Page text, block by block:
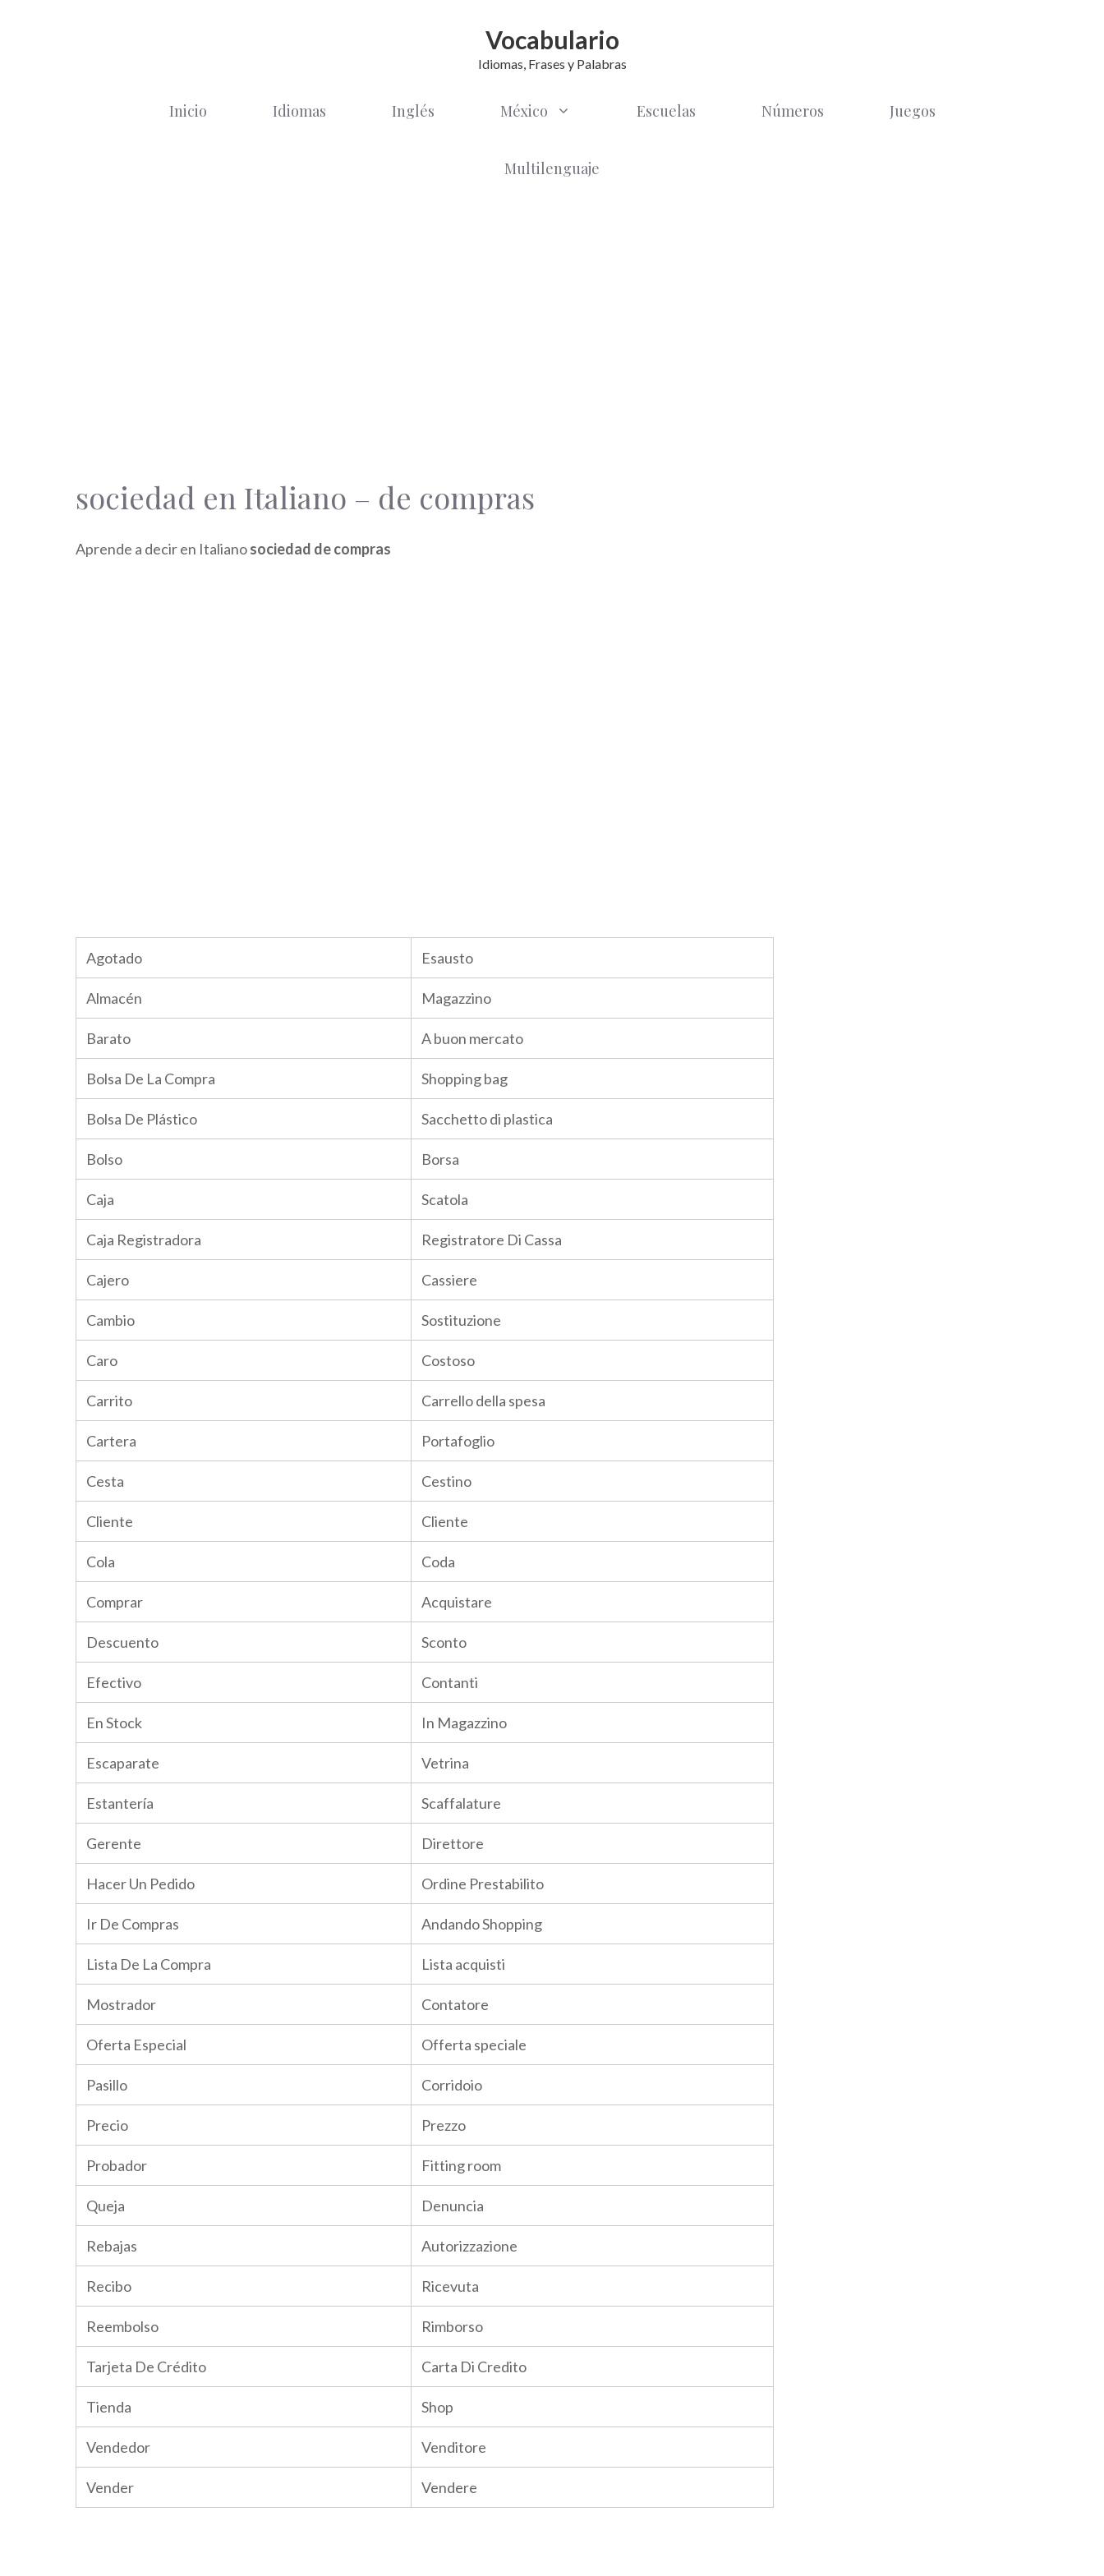
Vocabulario
Idiomas, Frases y Palabras
Inicio Idiomas Inglés México Escuelas Números Juegos
Multilenguaje
sociedad en Italiano – de compras
Aprende a decir en Italianosociedad de compras
Agotado Esausto
Almacén Magazzino
Barato A buon mercato
Bolsa De La Compra Shopping bag
Bolsa De Plástico Sacchetto di plastica
Bolso Borsa
Caja Scatola
Caja Registradora Registratore Di Cassa
Cajero Cassiere
Cambio Sostituzione
Caro Costoso
Carrito Carrello della spesa
Cartera Portafoglio
Cesta Cestino
Cliente Cliente
Cola Coda
Comprar Acquistare
Descuento Sconto
Efectivo Contanti
En Stock In Magazzino
Escaparate Vetrina
Estantería Scaffalature
Gerente Direttore
Hacer Un Pedido Ordine Prestabilito
Ir De Compras Andando Shopping
Lista De La Compra Lista acquisti
Mostrador Contatore
Oferta Especial Offerta speciale
Pasillo Corridoio
Precio Prezzo
Probador Fitting room
Queja Denuncia
Rebajas Autorizzazione
Recibo Ricevuta
Reembolso Rimborso
Tarjeta De Crédito Carta Di Credito
Tienda Shop
Vendedor Venditore
Vender Vendere